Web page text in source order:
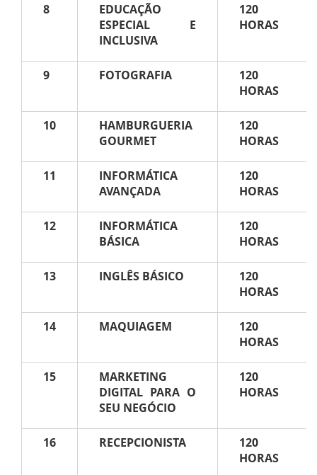
8
EDUCAÇÃO
ESPECIAL E
INCLUSIVA
120
HORAS
9 FOTOGRAFIA
120
HORAS
10
HAMBURGUERIA
GOURMET
120
HORAS
11
INFORMÁTICA
AVANÇADA
120
HORAS
12
INFORMÁTICA
BÁSICA
120
HORAS
13 INGLÊS BÁSICO
120
HORAS
14 MAQUIAGEM
120
HORAS
15
MARKETING
DIGITAL PARA O
SEU NEGÓCIO
120
HORAS
16 RECEPCIONISTA
120
HORAS